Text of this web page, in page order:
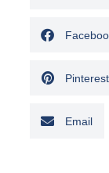
Pinterest
Email